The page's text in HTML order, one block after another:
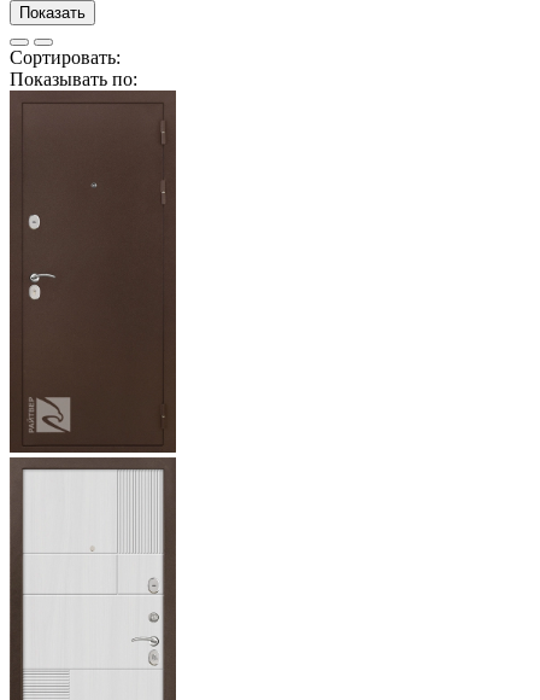
Показать
Сортировать:
Показывать по: